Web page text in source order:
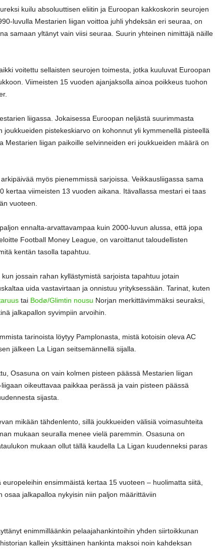
kuilu absoluuttisen eliitin ja Euroopan kakkoskorin seurojen
luvulla Mestarien liigan voittoa juhli yhdeksän eri seuraa, on
samaan yltänyt vain viisi seuraa. Suurin yhteinen nimittäjä näille
voitettu sellaisten seurojen toimesta, jotka kuuluvat Euroopan
Viimeisten 15 vuoden ajanjaksolla ainoa poikkeus tuohon
liigassa. Jokaisessa Euroopan neljästä suurimmasta
joukkueiden pistekeskiarvo on kohonnut yli kymmenellä pisteellä
Mestarien liigan paikoille selvinneiden eri joukkueiden määrä on
myös pienemmissä sarjoissa. Veikkausliigassa sama
kertaa viimeisten 13 vuoden aikana. Itävallassa mestari ei taas
vuoteen.
ennalta-arvattavampaa kuin 2000-luvun alussa, että jopa
Football Money League, on varoittanut taloudellisten
kentän tasolla tapahtuu.
jossain rahan kyllästymistä sarjoista tapahtuu jotain
uida vastavirtaan ja onnistuu yrityksessään. Tarinat, kuten
tai Bodø/Glimtin nousu Norjan merkittävimmäksi seuraksi,
jalkapallon syvimpiin arvoihin.
tarinoista löytyy Pamplonasta, mistä kotoisin oleva AC
jälkeen La Ligan seitsemännellä sijalla.
Osasuna on vain kolmen pisteen päässä Mestarien liigan
oikeuttavaa paikkaa perässä ja vain pisteen päässä
sijasta.
mikään tähdenlento, sillä joukkueiden välisiä voimasuhteita
mukaan seuralla menee vielä paremmin. Osasuna on
mukaan ollut tällä kaudella La Ligan kuudenneksi paras
ensimmäistä kertaa 15 vuoteen – huolimatta siitä,
osaa jalkapalloa nykyisin niin paljon määrittäviin
enimmilläänkin pelaajahankintoihin yhden siirtoikkunan
kallein yksittäinen hankinta maksoi noin kahdeksan